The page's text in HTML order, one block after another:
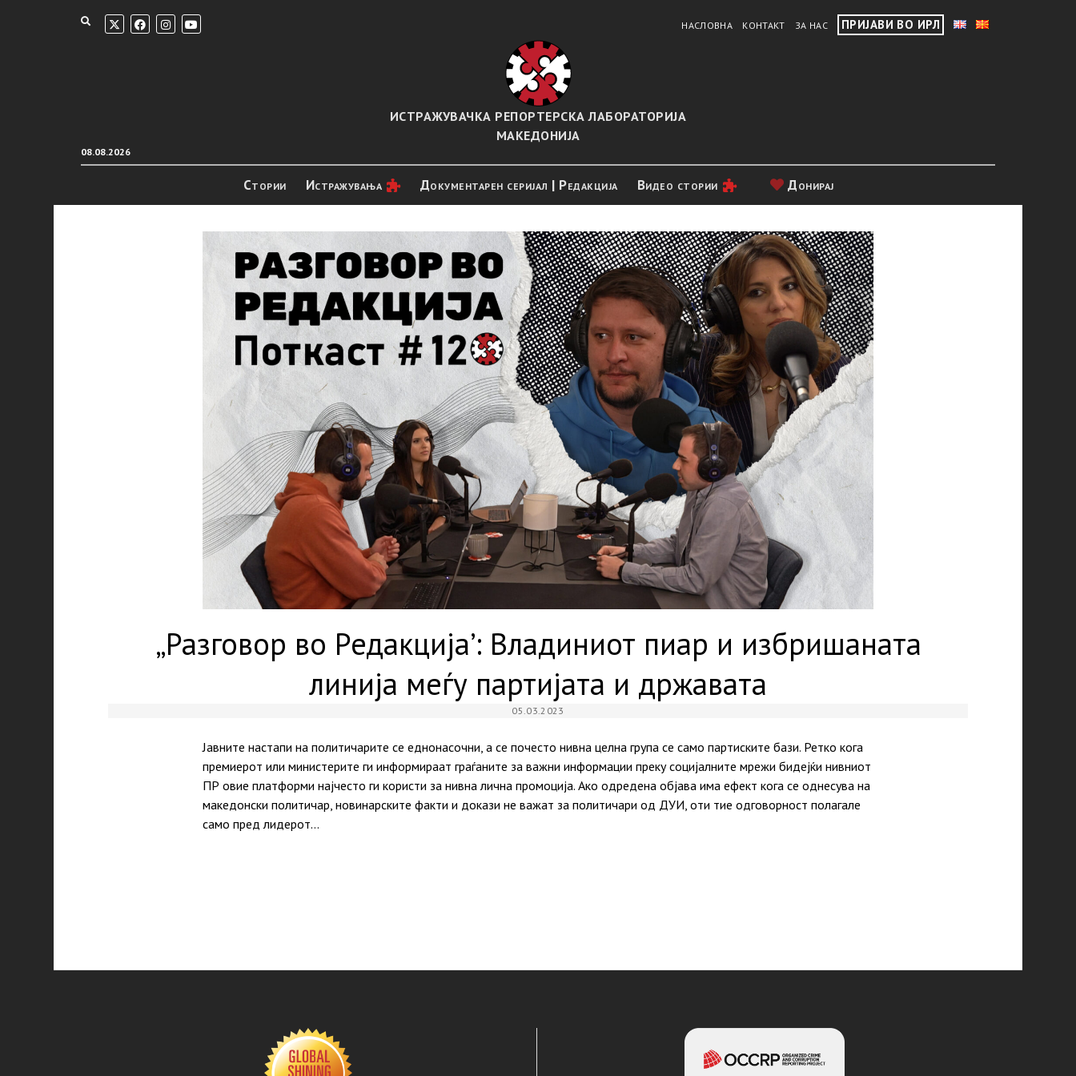
НАСЛОВНА КОНТАКТ ЗА НАС ПРИЈАВИ ВО ИРЛ
08.08.2026
ИСТРАЖУВАЧКА РЕПОРТЕРСКА ЛАБОРАТОРИЈА
МАКЕДОНИЈА
Стории Истражувањa Документарен серијал | Редакција Видео стории Донирај
„Разговор во Редакција’: Владиниот пиар и избришаната
линија меѓу партијата и државата
05.03.2023
Јавните настапи на политичарите се еднонасочни, а се почесто нивна целна група се само партиските бази. Ретко кога
премиерот или министерите ги информираат граѓаните за важни информации преку социјалните мрежи бидејќи нивниот
ПР овие платформи најчесто ги користи за нивна лична промоција. Ако одредена објава има ефект кога се однесува на
македонски политичар, новинарските факти и докази не важат за политичари од ДУИ, оти тие одговорност полагале
само пред лидерот…